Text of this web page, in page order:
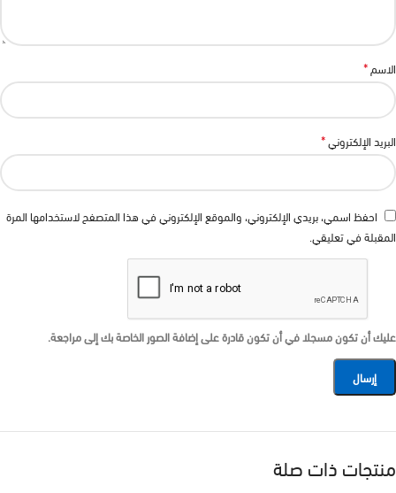
الاسم*
البريد الإلكتروني*
احفظ اسمي، بريدي الإلكتروني، والموقع الإلكتروني في هذا المتصفح لاستخدامها المرة
المقبلة في تعليقي.
عليك أن تكون مسجلا في أن تكون قادرة على إضافة الصور الخاصة بك إلى مراجعة.
منتجات ذات صلة